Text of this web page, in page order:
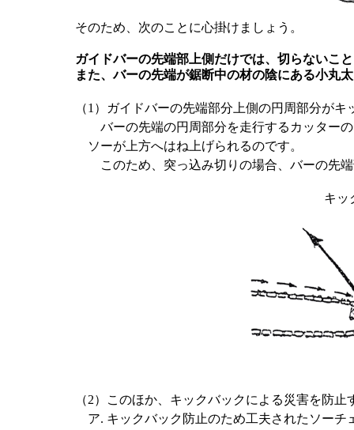
そのため、次のことに心掛けましょう。
ガイドバーの先端部上側だけでは、切らないこ
また、バーの先端が鋸断中の材の陰にある小丸
（1）ガイドバーの先端部分上側の円周部分が
バーの先端の円周部分を走行するカッター
ソーが上方へはね上げられるのです。
このため、突っ込み切りの場合、バーの先
キッ
（2）このほか、キックバックによる災害を防
ア. キックバック防止のため工夫されたソーチ